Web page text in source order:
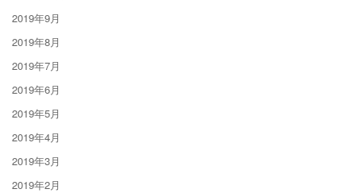
2019年9月
2019年8月
2019年7月
2019年6月
2019年5月
2019年4月
2019年3月
2019年2月